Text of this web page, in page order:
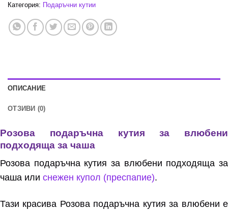
Категория: Подаръчни кутии
ОПИСАНИЕ
ОТЗИВИ (0)
Розова подаръчна кутия за влюбени
подходяща за чаша
Розова подаръчна кутия за влюбени подходяща за
чаша или снежен купол (преспапие).
Тази красива Розова подаръчна кутия за влюбени е